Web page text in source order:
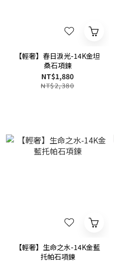
【輕奢】春日淚光-14K金坦
桑石項鍊
NT$1,880
NT$2,380
【輕奢】生命之水-14K金藍
托帕石項鍊